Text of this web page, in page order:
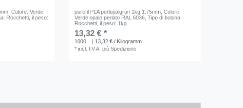
, Colore: Verde
Rocchetti , il peso:
purefil PLA perlopalgrün 1kg 1.75mm , Colore:
Verde opalo perlato RAL 6036 , Tipo di bobina:
Rocchetti , il peso: 1kg
13,32 € *
1000
| 13,32 € / Kilogramm
*incl. I.V.A. piùSpedizione